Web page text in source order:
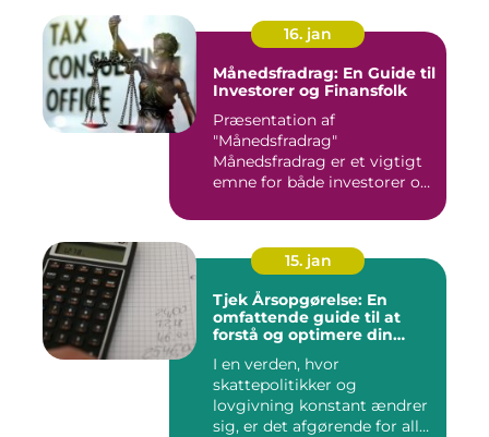
16. jan
Månedsfradrag: En Guide til
Investorer og Finansfolk
Præsentation af
"Månedsfradrag"
Månedsfradrag er et vigtigt
emne for både investorer og
15. jan
Tjek Årsopgørelse: En
omfattende guide til at
forstå og optimere din
I en verden, hvor
skattepolitikker og
lovgivning konstant ændrer
sig, er det afgørende for alle